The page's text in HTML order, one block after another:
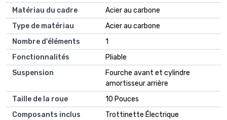
Matériau du cadre
‎Acier au carbone
Type de matériau
‎Acier au carbone
Nombre d'éléments
‎1
Fonctionnalités
‎Pliable
Suspension
‎Fourche avant et cylindre
amortisseur arrière
Taille de la roue
‎10 Pouces
Composants inclus
‎Trottinette Électrique